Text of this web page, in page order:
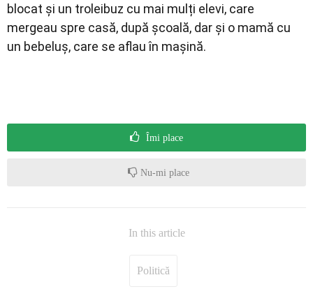
blocat și un troleibuz cu mai mulți elevi, care
mergeau spre casă, după școală, dar și o mamă cu
un bebeluș, care se aflau în mașină.
Îmi place
Nu-mi place
In this article
Politică